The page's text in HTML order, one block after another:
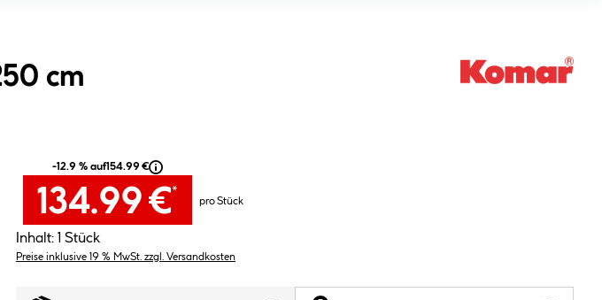
cm
-12.9 % auf154.99 €
134.99 €*
pro Stück
Inhalt: 1 Stück
Preise inklusive 19 % MwSt. zzgl. Versandkosten